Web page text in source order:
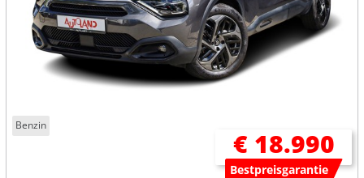
Benzin
€ 18.990
Bestpreisgarantie